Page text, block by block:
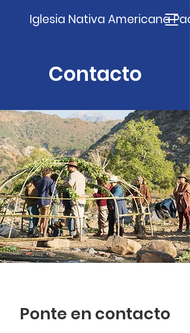
Iglesia Nativa Americana
Contacto
Ponte en contacto